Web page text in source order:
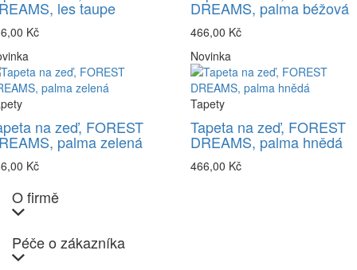
les taupe
Kč
DREAMS, palma béžová
466,00 Kč
na zeď, FOREST
palma zelená
Kč
Novinka
Tapety
Tapeta na zeď, FOREST
DREAMS, palma hnědá
466,00 Kč
O firmě
Péče o zákazníka